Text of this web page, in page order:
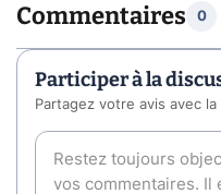
Commentaires 0
Participer à la
Partagez votre avis avec